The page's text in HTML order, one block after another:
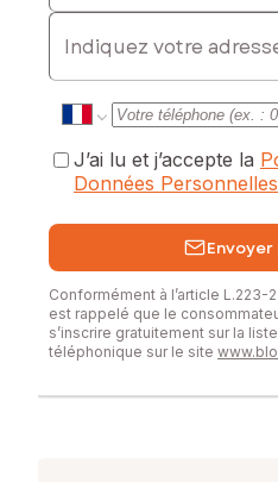
E-mail
J’ai lu et j’accepte la
Données Personnelles
Conformément à l’article
est rappelé que le
s’inscrire gratuitement sur la
téléphonique sur le site